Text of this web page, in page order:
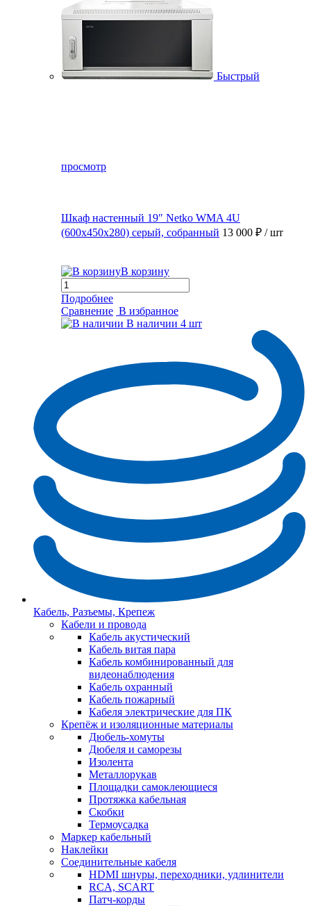
Быстрый
просмотр
Шкаф настенный 19″ Netko WMA 4U
(600x450x280) серый, собранный 13 000 ₽ / шт
В корзину
Подробнее
Сравнение В избранное
В наличии 4 шт
Кабель, Разъемы, Крепеж
Кабели и провода
Кабель акустический
Кабель витая пара
Кабель комбинированный для
видеонаблюдения
Кабель охранный
Кабель пожарный
Кабеля электрические для ПК
Крепёж и изоляционные материалы
Дюбель-хомуты
Дюбеля и саморезы
Изолента
Металлорукав
Площадки самоклеющиеся
Протяжка кабельная
Скобки
Термоусадка
Маркер кабельный
Наклейки
Соединительные кабеля
HDMI шнуры, переходники, удлинители
RCA, SCART
Патч-корды